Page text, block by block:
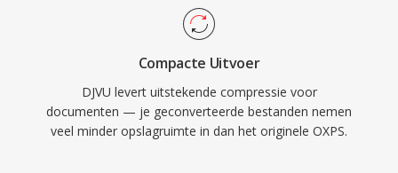
Compacte Uitvoer
DJVU levert uitstekende compressie voor
documenten — je geconverteerde bestanden nemen
veel minder opslagruimte in dan het originele OXPS.